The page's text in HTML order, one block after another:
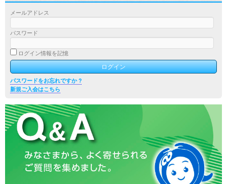
メールアドレス
パスワード
ログイン情報を記憶
パスワードをお忘れですか ?
新規ご入会はこちら